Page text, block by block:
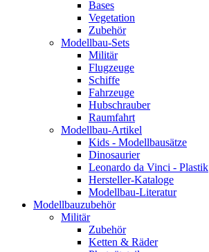
Bases
Vegetation
Zubehör
Modellbau-Sets
Militär
Flugzeuge
Schiffe
Fahrzeuge
Hubschrauber
Raumfahrt
Modellbau-Artikel
Kids - Modellbausätze
Dinosaurier
Leonardo da Vinci - Plastik
Hersteller-Kataloge
Modellbau-Literatur
Modellbauzubehör
Militär
Zubehör
Ketten & Räder